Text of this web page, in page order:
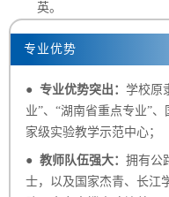
英。
专业优势
● 专业优势突出： 学校原
业”、“湖南省重点专业”
家级实验教学示范中心；
● 教师队伍强大： 拥有公
士，以及国家杰青、长江